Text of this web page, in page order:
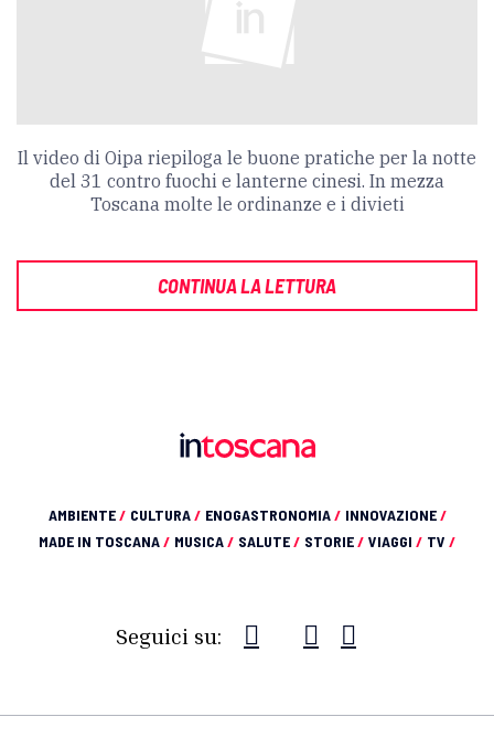
Il video di Oipa riepiloga le buone pratiche per la notte
del 31 contro fuochi e lanterne cinesi. In mezza
Toscana molte le ordinanze e i divieti
CONTINUA LA LETTURA
AMBIENTE/ CULTURA/ ENOGASTRONOMIA/ INNOVAZIONE/
MADE IN TOSCANA/ MUSICA/ SALUTE/ STORIE/ VIAGGI / TV /
Seguici su: